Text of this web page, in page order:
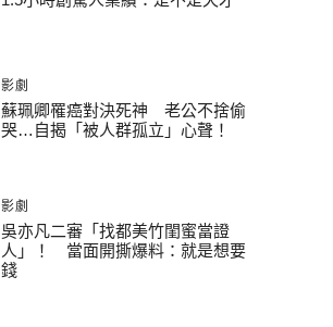
影劇
蘇珮卿罹癌對決死神 老公不捨偷
哭…自揭「被人群孤立」心聲！
影劇
吳亦凡二審「找都美竹閨蜜當證
人」！ 當面開撕爆料：就是想要
錢